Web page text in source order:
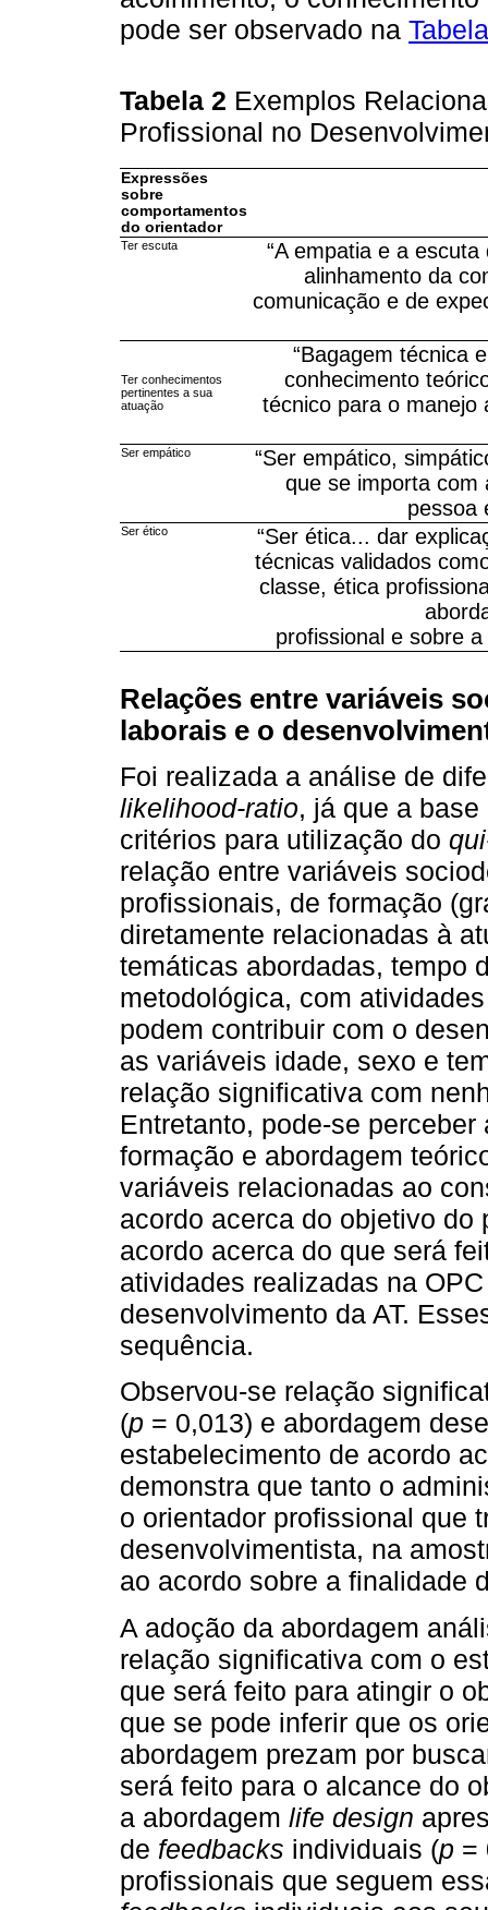
pode ser observado na
Tabela 2 Exemplos
Profissional no
Expressões
sobre
comportamentos
do orientador
Ter escuta
“A empatia e a
alinhamento da
comunicação e de
Ter conhecimentos
pertinentes a sua
atuação
“Bagagem técnica
conhecimento
técnico para o manejo
Ser empático
“Ser empático,
que se importa com
pessoa
Ser ético
“Ser ética... dar
técnicas validados
classe, ética
profissional e sobre
Relações entre variáveis
laborais e o
Foi realizada a análise de
likelihood-ratio, já que a
critérios para utilização do
relação entre variáveis
profissionais, de formação
diretamente relacionadas à
temáticas abordadas, tempo
metodológica, com
podem contribuir com o
as variáveis idade, sexo e
relação significativa com
Entretanto, pode-se
formação e abordagem
variáveis relacionadas ao
acordo acerca do objetivo
acordo acerca do que será
atividades realizadas na
desenvolvimento da AT.
sequência.
Observou-se relação
(p = 0,013) e abordagem
estabelecimento de acordo
demonstra que tanto o
o orientador profissional que
desenvolvimentista, na
ao acordo sobre a finalidade
A adoção da abordagem
relação significativa com o
que será feito para atingir o
que se pode inferir que os
abordagem prezam por
será feito para o alcance do
a abordagem life design
de feedbacks individuais (p =
profissionais que seguem